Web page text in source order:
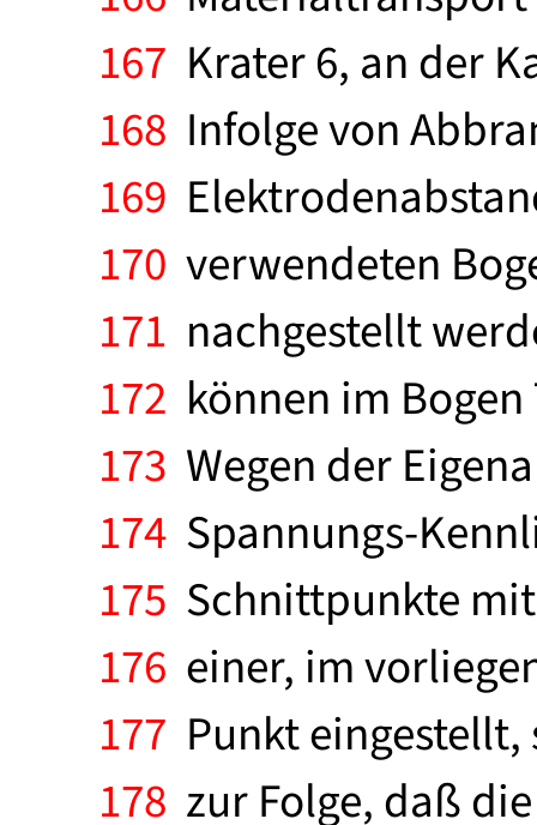
167 Krater 6, an der
168 Infolge von
169
170 verwendeten
171 nachgestellt
172 können im
173 Wegen der
174 Spannungs-
175 Schnittpunkte
176 einer, im
177 Punkt
178 zur Folge, daß